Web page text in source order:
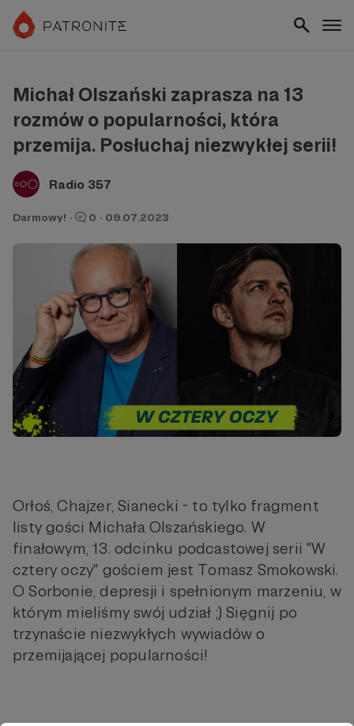
Michał Olszański zaprasza na 13
rozmów o popularności, która
przemija. Posłuchaj niezwykłej serii!
Radio 357
Darmowy! · 0 · 09.07.2023
Orłoś, Chajzer, Sianecki - to tylko fragment
listy gości Michała Olszańskiego. W
finałowym, 13. odcinku podcastowej serii "W
cztery oczy" gościem jest Tomasz Smokowski.
O Sorbonie, depresji i spełnionym marzeniu, w
którym mieliśmy swój udział ;) Sięgnij po
trzynaście niezwykłych wywiadów o
przemijającej popularności!